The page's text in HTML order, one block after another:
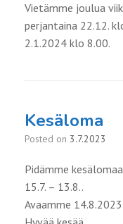
Vietämme joulua
perjantaina 22.12.
2.1.2024 klo 8.00.
Kesäloma
Posted on 3.7.2023
Pidämme
15.7. – 13.8..
Avaamme